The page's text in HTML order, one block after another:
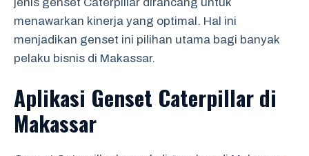
menawarkan kinerja yang optimal. Hal ini
menjadikan genset ini pilihan utama bagi banyak
pelaku bisnis di Makassar.
Aplikasi Genset Caterpillar di
Makassar